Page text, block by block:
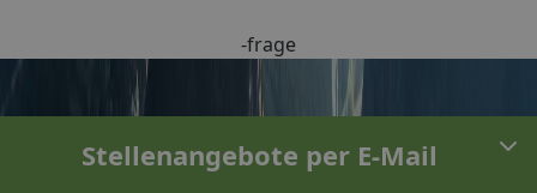
-frage
Stellenangebote per E-Mail